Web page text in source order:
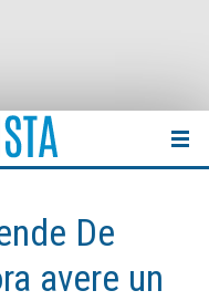
De
avere un